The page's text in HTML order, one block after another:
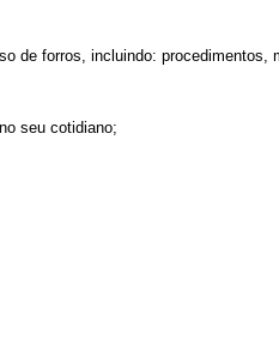
de forros, incluindo: procedimentos,
seu cotidiano;